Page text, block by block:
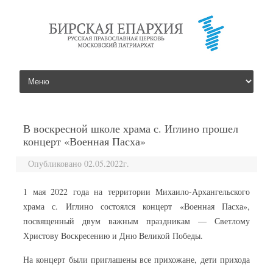
перейти к содержанию
В воскресной школе храма с. Иглино прошел
концерт «Военная Пасха»
Опубликовано 02.05.2022г.
1 мая 2022 года на территории Михаило-Архангельского
храма с. Иглино состоялся концерт «Военная Пасха»,
посвященный двум важным праздникам — Светлому
Христову Воскресению и Дню Великой Победы.
На концерт были приглашены все прихожане, дети прихода